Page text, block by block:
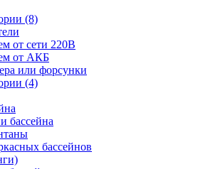
(8)
от сети 220В
от АКБ
или форсунки
(4)
бассейна
бассейнов